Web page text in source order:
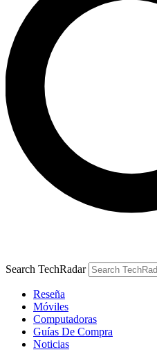
Search TechRadar
Reseña
Móviles
Computadoras
Guías De Compra
Noticias